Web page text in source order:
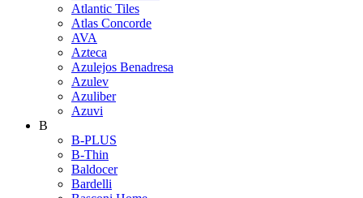
Atlantic Tiles
Atlas Concorde
AVA
Azteca
Azulejos Benadresa
Azulev
Azuliber
Azuvi
B
B-PLUS
B-Thin
Baldocer
Bardelli